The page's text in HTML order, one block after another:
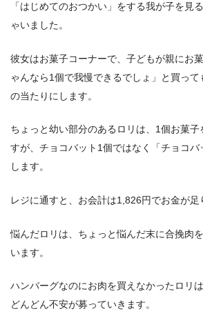
「はじめてのおつかい」をする我が子を見
ゃいました。
彼女はお菓子コーナーで、子どもが親にお
ゃんなら1個で我慢できるでしょ」と買って
の当たりにします。
ちょっと幼い部分のあるロリは、1個お菓
すが、チョコバット1個ではなく「チョコバ
します。
レジに通すと、お会計は1,826円でお金が足
悩んだロリは、ちょっと悩んだ末に合挽肉
います。
ハンバーグなのにお肉を買えなかったロリ
どんどん不安が募っていきます。